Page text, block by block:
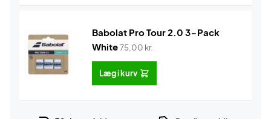
Babolat Pro Tour 2.0 3-Pack
White75,00 kr.
Læg i kurv